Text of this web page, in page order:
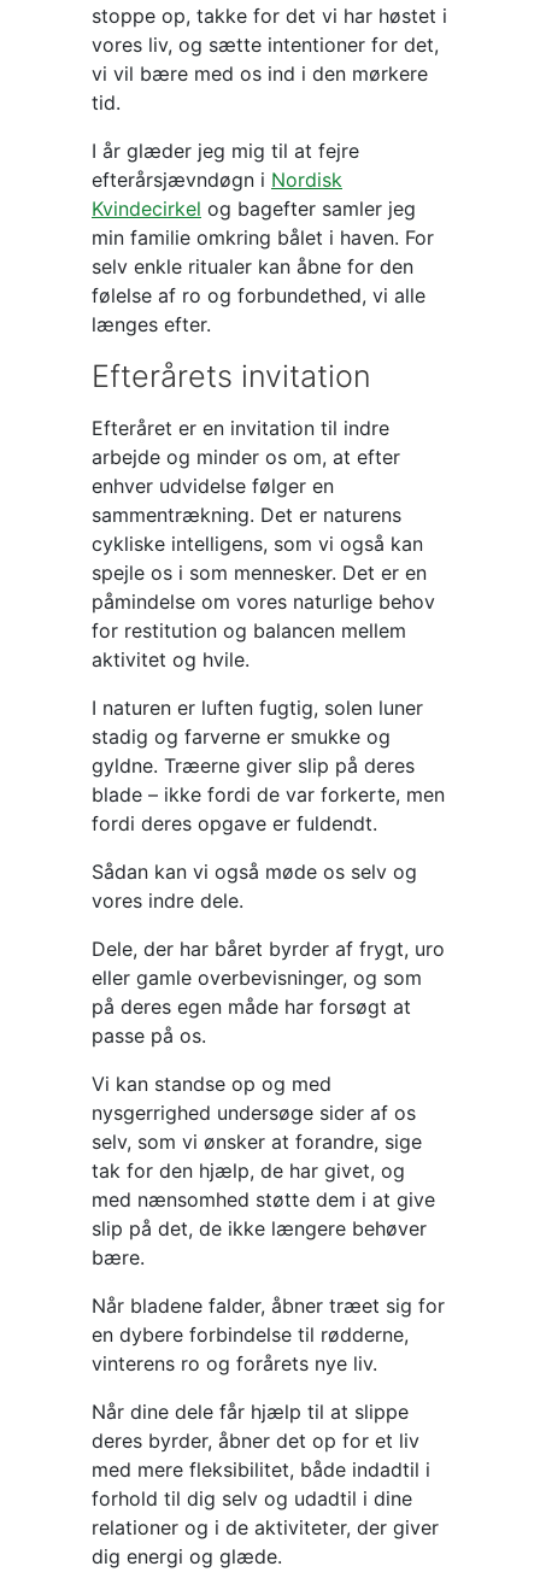
stoppe op, takke for det vi har høstet i
vores liv, og sætte intentioner for det,
vi vil bære med os ind i den mørkere
tid.
I år glæder jeg mig til at fejre
efterårsjævndøgn i Nordisk
Kvindecirkel og bagefter samler jeg
min familie omkring bålet i haven. For
selv enkle ritualer kan åbne for den
følelse af ro og forbundethed, vi alle
længes efter.
Efterårets invitation
Efteråret er en invitation til indre
arbejde og minder os om, at efter
enhver udvidelse følger en
sammentrækning. Det er naturens
cykliske intelligens, som vi også kan
spejle os i som mennesker. Det er en
påmindelse om vores naturlige behov
for restitution og balancen mellem
aktivitet og hvile.
I naturen er luften fugtig, solen luner
stadig og farverne er smukke og
gyldne. Træerne giver slip på deres
blade – ikke fordi de var forkerte, men
fordi deres opgave er fuldendt.
Sådan kan vi også møde os selv og
vores indre dele.
Dele, der har båret byrder af frygt, uro
eller gamle overbevisninger, og som
på deres egen måde har forsøgt at
passe på os.
Vi kan standse op og med
nysgerrighed undersøge sider af os
selv, som vi ønsker at forandre, sige
tak for den hjælp, de har givet, og
med nænsomhed støtte dem i at give
slip på det, de ikke længere behøver
bære.
Når bladene falder, åbner træet sig for
en dybere forbindelse til rødderne,
vinterens ro og forårets nye liv.
Når dine dele får hjælp til at slippe
deres byrder, åbner det op for et liv
med mere fleksibilitet, både indadtil i
forhold til dig selv og udadtil i dine
relationer og i de aktiviteter, der giver
dig energi og glæde.